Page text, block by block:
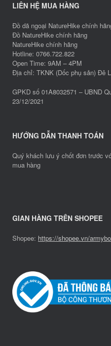
LIÊN HỆ MUA HÀNG
Đồ dã ngoại NatureHike chính
Đồ NatureHike chính hãng
NatureHike chính hãng
Hotline: 0766.722.822
Open Time: 9AM – 4PM
Địa chỉ: TKNK (Dốc phụ sản) Đê
GPKD số 01A8032571 – UBND
23/12/2021
HƯỚNG DẪN THANH TOÁN
Quý khách lưu ý chốt đơn trước
mua hàng
GIAN HÀNG TRÊN SHOPEE
Shopee: https://shopee.vn/